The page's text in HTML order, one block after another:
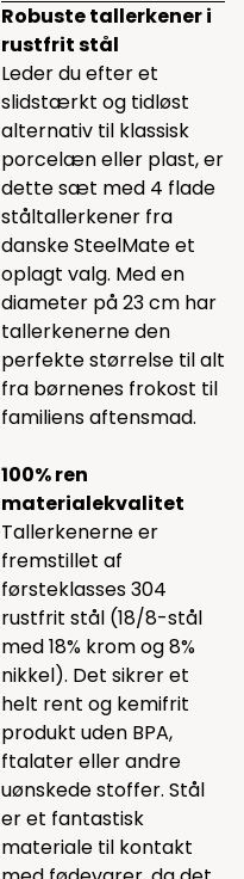
Robuste tallerkener i
rustfrit stål
Leder du efter et
slidstærkt og tidløst
alternativ til klassisk
porcelæn eller plast, er
dette sæt med 4 flade
ståltallerkener fra
danske SteelMate et
oplagt valg. Med en
diameter på 23 cm har
tallerkenerne den
perfekte størrelse til alt
fra børnenes frokost til
familiens aftensmad.
100% ren
materialekvalitet
Tallerkenerne er
fremstillet af
førsteklasses 304
rustfrit stål (18/8-stål
med 18% krom og 8%
nikkel). Det sikrer et
helt rent og kemifrit
produkt uden BPA,
ftalater eller andre
uønskede stoffer. Stål
er et fantastisk
materiale til kontakt